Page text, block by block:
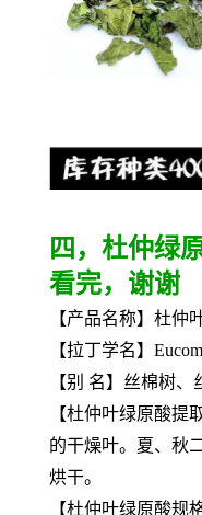
四，杜仲绿
看完，谢谢
【产品名称】杜仲
【拉丁学名】
【别 名】丝棉树
【杜仲叶绿原酸提
的干燥叶。夏、秋
烘干。
【杜仲叶绿原酸规